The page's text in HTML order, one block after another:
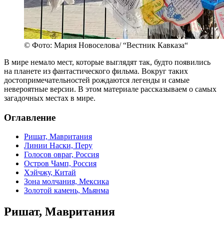
© Фото: Мария Новоселова/ “Вестник Кавказа“
В мире немало мест, которые выглядят так, будто появились
на планете из фантастического фильма. Вокруг таких
достопримечательностей рождаются легенды и самые
невероятные версии. В этом материале рассказываем о самых
загадочных местах в мире.
Оглавление
Ришат, Мавритания
Линии Наски, Перу
Голосов овраг, Россия
Остров Чамп, Россия
Хэйчжу, Китай
Зона молчания, Мексика
Золотой камень, Мьянма
Ришат, Мавритания